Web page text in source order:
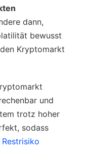
dann,
bewusst
Kryptomarkt
und
trotz hoher
sodass
Restrisiko